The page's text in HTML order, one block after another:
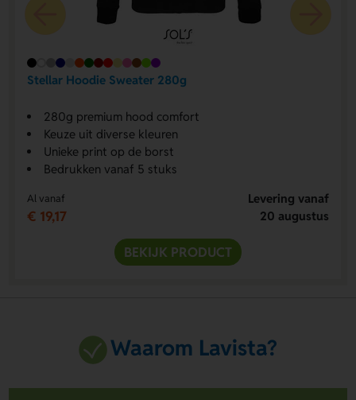
Stellar Hoodie Sweater 280g
280g premium hood comfort
Keuze uit diverse kleuren
Unieke print op de borst
Bedrukken vanaf 5 stuks
Al vanaf
€ 19,17
Levering vanaf
20 augustus
BEKIJK PRODUCT
Waarom Lavista?